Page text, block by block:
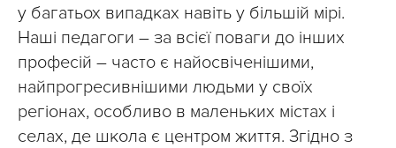
у багатьох випадках навіть у більшій мірі.
Наші педагоги – за всієї поваги до інших
професій – часто є найосвіченішими,
найпрогресивнішими людьми у своїх
регіонах, особливо в маленьких містах і
селах, де школа є центром життя. Згідно з